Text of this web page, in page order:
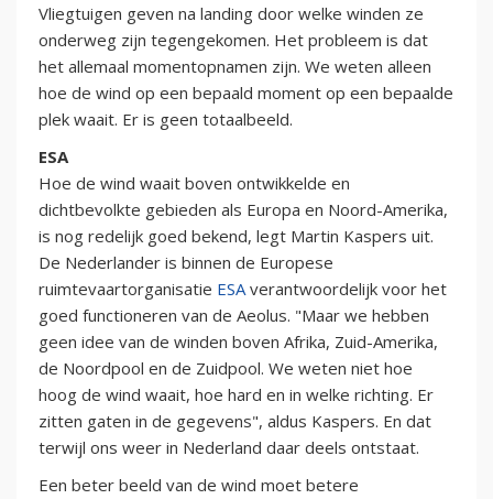
Vliegtuigen geven na landing door welke winden ze
onderweg zijn tegengekomen. Het probleem is dat
het allemaal momentopnamen zijn. We weten alleen
hoe de wind op een bepaald moment op een bepaalde
plek waait. Er is geen totaalbeeld.
ESA
Hoe de wind waait boven ontwikkelde en
dichtbevolkte gebieden als Europa en Noord-Amerika,
is nog redelijk goed bekend, legt Martin Kaspers uit.
De Nederlander is binnen de Europese
ruimtevaartorganisatie ESAverantwoordelijk voor het
goed functioneren van de Aeolus. "Maar we hebben
geen idee van de winden boven Afrika, Zuid-Amerika,
de Noordpool en de Zuidpool. We weten niet hoe
hoog de wind waait, hoe hard en in welke richting. Er
zitten gaten in de gegevens", aldus Kaspers. En dat
terwijl ons weer in Nederland daar deels ontstaat.
Een beter beeld van de wind moet betere